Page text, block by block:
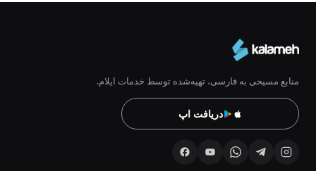
منابع مسیحی به فارسی، تهیه‌شده توسط خدمات ایلام.
دریافت اپ